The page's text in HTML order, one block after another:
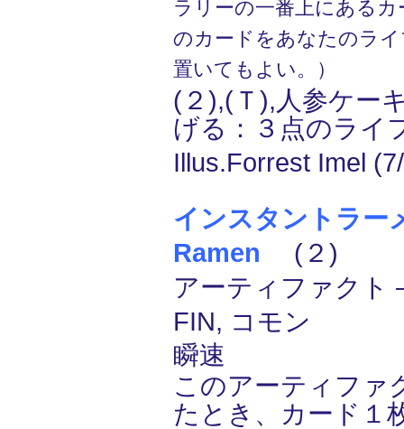
ラリーの一番上にある
のカードをあなたのラ
置いてもよい。）
(２),(Ｔ),人参ケー
げる：３点のライ
Illus.Forrest Imel
インスタントラー
Ramen (２)
アーティファク
FIN, コモン
瞬速
このアーティファ
たとき、カード１